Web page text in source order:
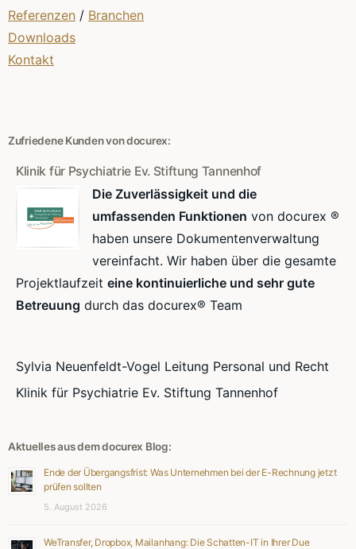
Referenzen / Branchen
Downloads
Kontakt
Zufriedene Kunden von docurex:
Klinik für Psychiatrie Ev. Stiftung Tannenhof
Die Zuverlässigkeit und die
umfassenden Funktionen von docurex ®
haben unsere Dokumentenverwaltung
vereinfacht. Wir haben über die gesamte
Projektlaufzeit eine kontinuierliche und sehr gute
Betreuung durch das docurex® Team
Sylvia Neuenfeldt-Vogel Leitung Personal und Recht
Klinik für Psychiatrie Ev. Stiftung Tannenhof
Aktuelles aus dem docurex Blog:
Ende der Übergangsfrist: Was Unternehmen bei der E-Rechnung jetzt
prüfen sollten
5. August 2026
WeTransfer, Dropbox, Mailanhang: Die Schatten-IT in Ihrer Due